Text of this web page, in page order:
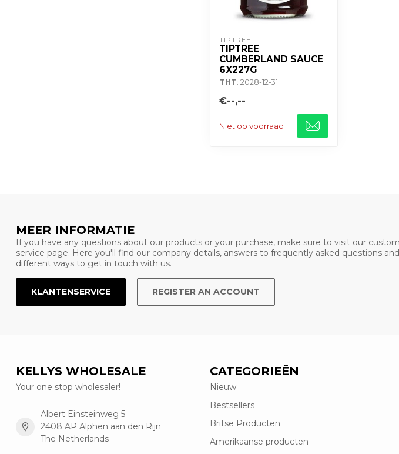
TIPTREE
TIPTREE
CUMBERLAND SAUCE
6X227G
THT: 2028-12-31
€--,--
Niet op voorraad
MEER INFORMATIE
If you have any questions about our products or your purchase, make sure to visit our
service page. Here you'll find our company details, answers to frequently asked questions and
different ways to get in touch with us.
KLANTENSERVICE REGISTER AN ACCOUNT
KELLYS WHOLESALE
Your one stop wholesaler!
Albert Einsteinweg 5
2408 AP Alphen aan den Rijn
The Netherlands
CATEGORIEËN
Nieuw
Bestsellers
Britse Producten
Amerikaanse producten